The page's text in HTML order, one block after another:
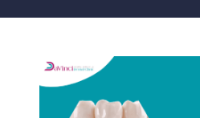
حجز موعد